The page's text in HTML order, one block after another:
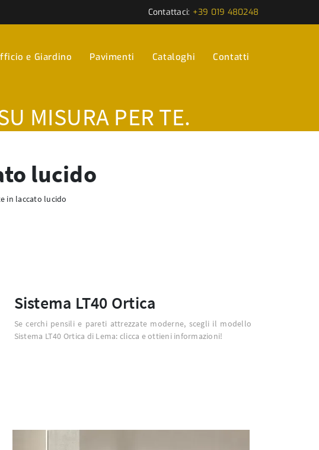
Contattaci: +39 019 480248
e Giardino Pavimenti Cataloghi Contatti
MISURA PER TE.
lucido
in laccato lucido
Sistema LT40 Ortica
Se cerchi pensili e pareti attrezzate moderne, scegli il modello
Sistema LT40 Ortica di Lema: clicca e ottieni informazioni!